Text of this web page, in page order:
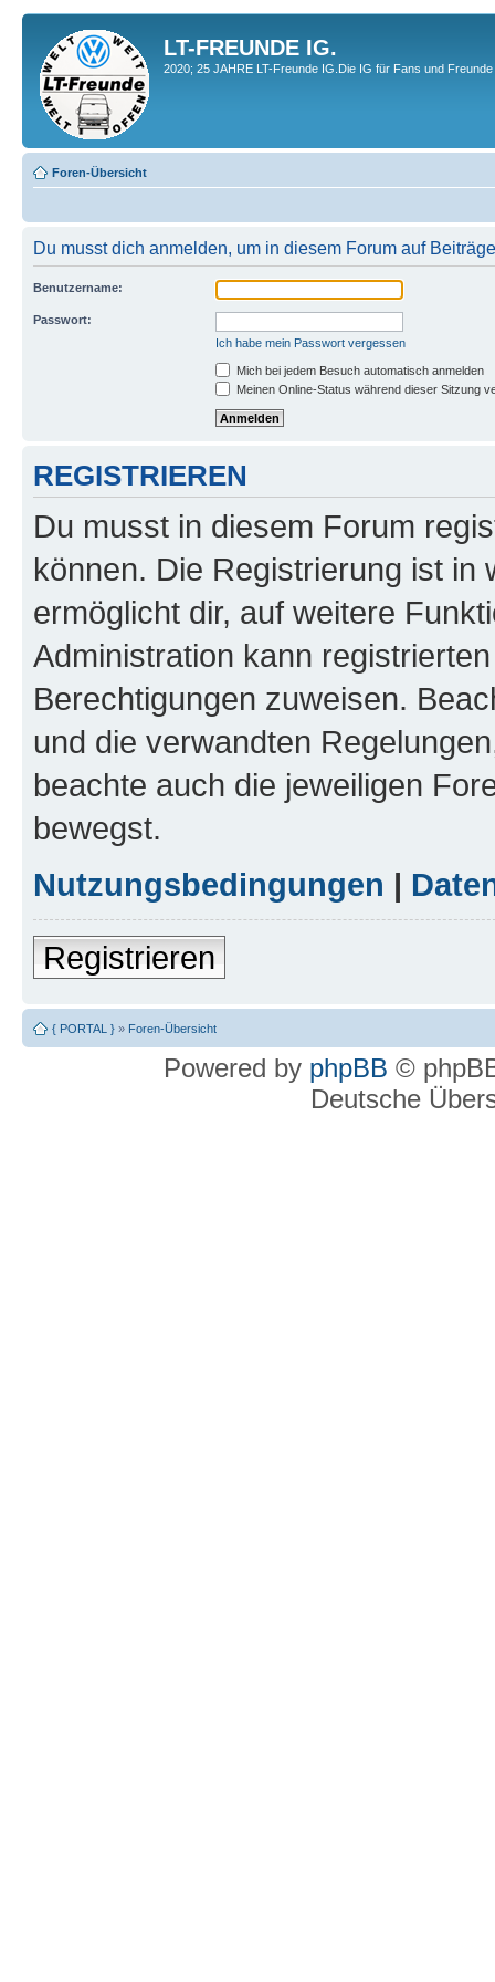
LT-FREUNDE IG.
2020; 25 JAHRE LT-Freunde IG.Die IG für Fans und
Foren-Übersicht
Du musst dich anmelden, um in diesem Forum auf
Benutzername:
Passwort:
Ich habe mein Passwort vergessen
Mich bei jedem Besuch automatisch anmelden
Meinen Online-Status während dieser Sitzung
REGISTRIEREN
Du musst in diesem Forum
können. Die Registrierung ist in
ermöglicht dir, auf weitere
Administration kann
Berechtigungen zuweisen.
und die verwandten
beachte auch die jeweiligen
bewegst.
Nutzungsbedingungen |
Registrieren
{ PORTAL } » Foren-Übersicht
Powered by phpBB ©
Deutsche